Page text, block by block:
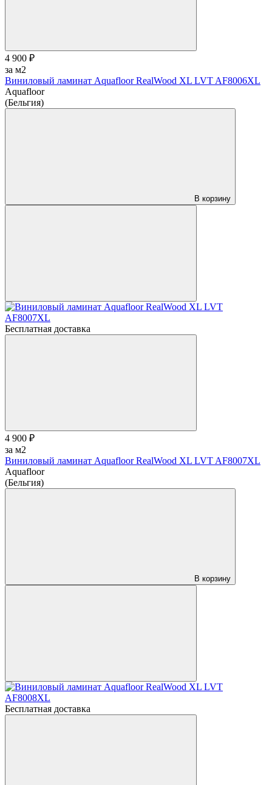
4 900 ₽
за м2
Виниловый ламинат Aquafloor RealWood XL LVT AF8006XL
Aquafloor
(Бельгия)
В корзину
Бесплатная доставка
4 900 ₽
за м2
Виниловый ламинат Aquafloor RealWood XL LVT AF8007XL
Aquafloor
(Бельгия)
В корзину
Бесплатная доставка